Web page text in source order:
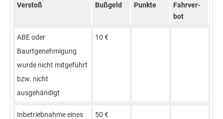
Verstoß Bußgeld Punkte
Fahr­ver­
bot
ABE oder
Baurtgenehmigung
wurde nicht mitgeführt
bzw. nicht
ausgehändigt
10 €
Inbetriebnahme eines
50 €